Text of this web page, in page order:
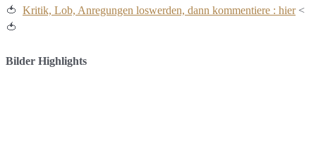
🍅 Kritik, Lob, Anregungen loswerden, dann kommentiere : hier<
🍅
Bilder Highlights